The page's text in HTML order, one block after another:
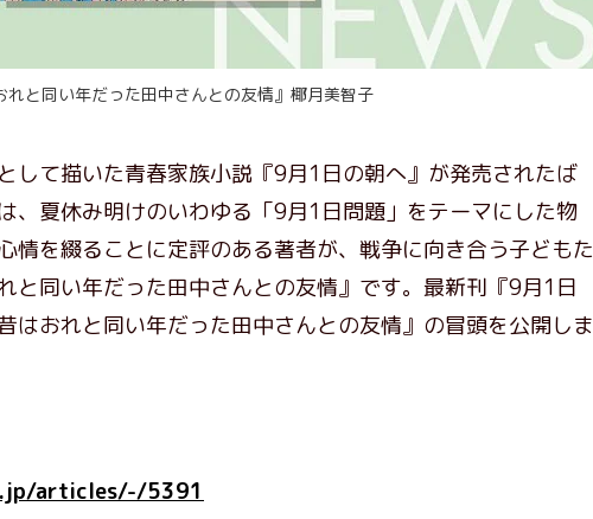
れと同い年だった田中さんとの友情』椰月美智子
して描いた青春家族小説『9月1日の朝へ』が発売されたば
、夏休み明けのいわゆる「9月1日問題」をテーマにした物
情を綴ることに定評のある著者が、戦争に向き合う子どもた
と同い年だった田中さんとの友情』です。最新刊『9月1日
はおれと同い年だった田中さんとの友情』の冒頭を公開しま
articles/-/5391